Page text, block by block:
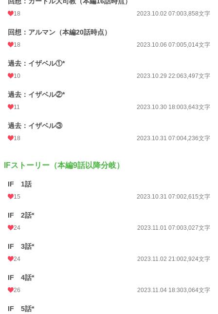
18 2023.10.02 07:003,858文字
回想：アルマン（本編20話時点）
18 2023.10.06 07:005,014文字
過去：イザベル①*
10 2023.10.29 22:063,497文字
過去：イザベル②*
11 2023.10.30 18:003,643文字
過去：イザベル③
18 2023.10.31 07:004,236文字
IFストーリー（本編9話以降分岐）
IF 1話
15 2023.10.31 07:002,615文字
IF 2話*
24 2023.11.01 07:003,027文字
IF 3話*
24 2023.11.02 21:002,924文字
IF 4話*
26 2023.11.04 18:303,064文字
IF 5話*